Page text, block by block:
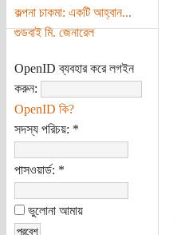
কল্পনা চাকমা: একটি আহ্বান...
গুডবাই মি. জেনারেল
OpenID ব্যবহার করে লগইন
করুন:
OpenID কি?
সদস্য পরিচয়: *
পাসওয়ার্ড: *
ভুলোনা আমায়